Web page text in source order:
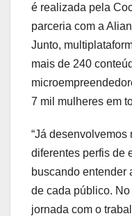
é realizada pela
parceria com a
Junto,
mais de 240
7 mil mulheres em
“Já
diferentes perfis de
buscando entender
de cada público.
jornada com o